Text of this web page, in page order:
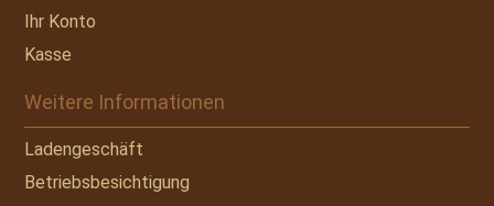
Ihr Konto
Kasse
Weitere Informationen
Ladengeschäft
Betriebsbesichtigung